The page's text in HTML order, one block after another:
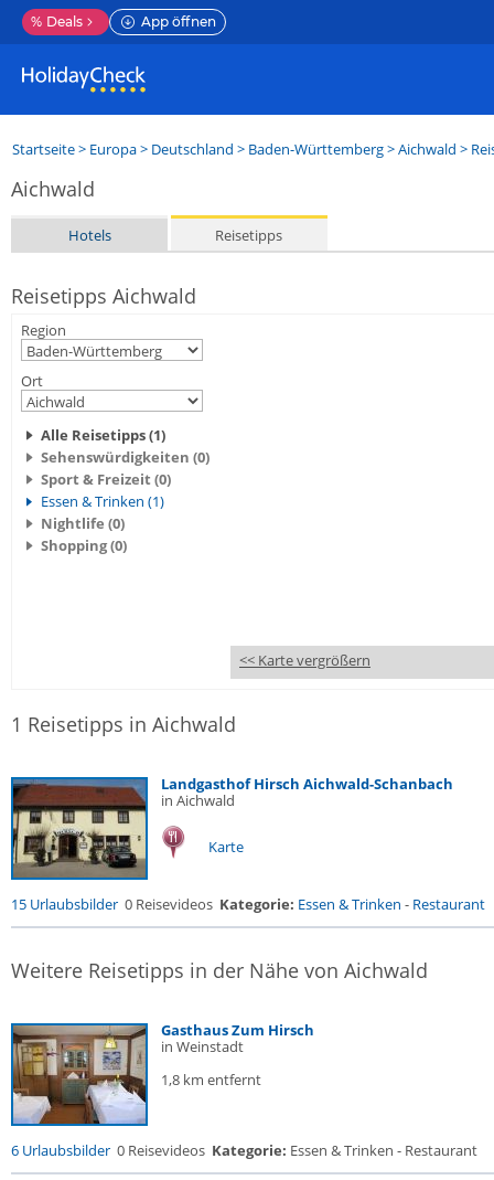
% Deals App öffnen
Startseite> Europa> Deutschland > Baden-Württemberg>Aichwald >
Aichwald
Hotels Reisetipps
Reisetipps Aichwald
Region
Ort
Alle Reisetipps (1)
Sehenswürdigkeiten (0)
Sport & Freizeit (0)
Essen & Trinken (1)
Nightlife (0)
Shopping (0)
<< Karte vergrößern
1 Reisetipps in Aichwald
Landgasthof Hirsch Aichwald-Schanbach
in Aichwald
Karte
15 Urlaubsbilder 0 Reisevideos Kategorie: Essen & Trinken - Restaurant
Weitere Reisetipps in der Nähe von Aichwald
Gasthaus Zum Hirsch
in Weinstadt
1,8 km entfernt
6 Urlaubsbilder 0 Reisevideos Kategorie: Essen & Trinken - Restaurant